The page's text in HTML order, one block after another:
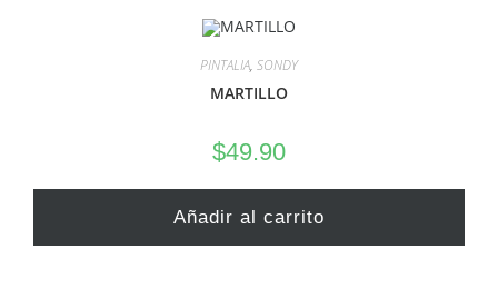
PINTALIA, SONDY
MARTILLO
$49.90
Añadir al carrito